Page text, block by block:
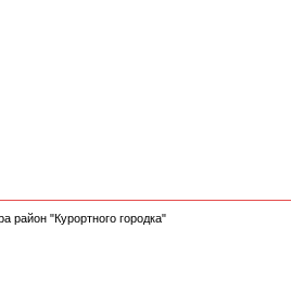
район "Курортного городка"